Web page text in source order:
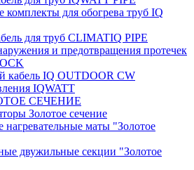
комплекты для обогрева труб IQ
для труб CLIMATIQ PIPE
и предотвращения протечек
кабель IQ OUTDOOR CW
IQWATT
СЕЧЕНИЕ
Золотое сечение
маты "Золотое
двужильные секции "Золотое